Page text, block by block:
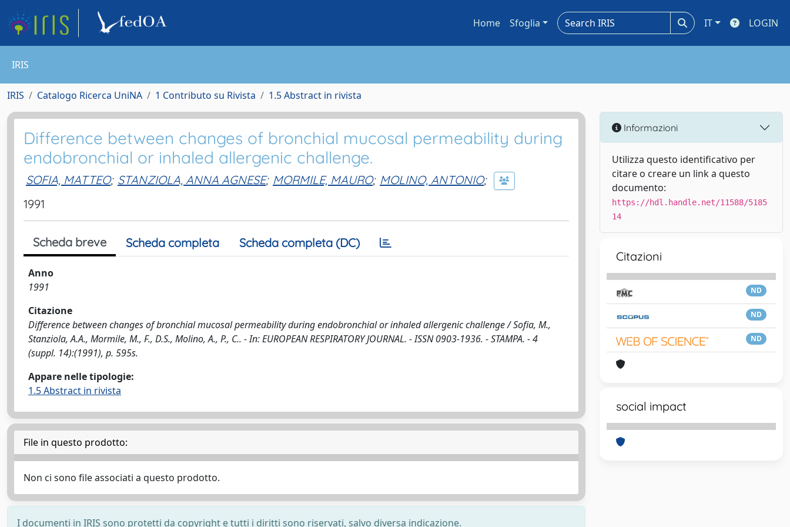
Home Sfoglia IT LOGIN
IRIS
IRIS Catalogo Ricerca UniNA 1 Contributo su Rivista 1.5 Abstract in rivista
Difference between changes of bronchial mucosal permeability during
endobronchial or inhaled allergenic challenge.
SOFIA, MATTEO; STANZIOLA, ANNA AGNESE; MORMILE, MAURO; MOLINO, ANTONIO;
1991
Scheda breve Scheda completa Scheda completa (DC)
Anno
1991
Citazione
Difference between changes of bronchial mucosal permeability during endobronchial or inhaled allergenic challenge / Sofia, M.,
Stanziola, A.A., Mormile, M., F., D.S., Molino, A., P., C.. - In: EUROPEAN RESPIRATORY JOURNAL. - ISSN 0903-1936. - STAMPA. - 4
(suppl. 14):(1991), p. 595s.
Appare nelle tipologie:
1.5 Abstract in rivista
File in questo prodotto:
Non ci sono file associati a questo prodotto.
I documenti in IRIS sono protetti da copyright e tutti i diritti sono riservati, salvo diversa indicazione.
Informazioni
Utilizza questo identificativo per
citare o creare un link a questo
documento:
https://hdl.handle.net/11588/5185
14
Citazioni
ND
ND
ND
social impact